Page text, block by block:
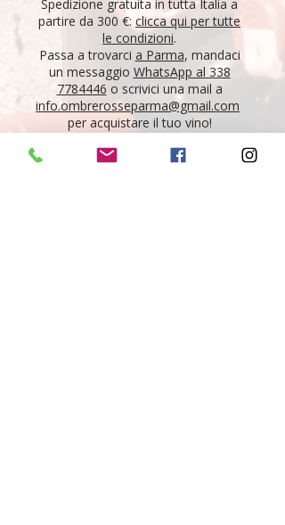
Spedizione gratuita in tutta Italia a
partire da 300 €: clicca qui per tutte
le condizioni.
Passa a trovarci a Parma, mandaci
un messaggio WhatsApp al 338
7784446 o scrivici una mail a
info.ombrerosseparma@gmail.com
per acquistare il tuo vino!
"Tutti i vini della nostra cantina derivano da un